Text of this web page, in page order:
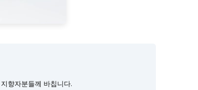
향자분들께 바칩니다.